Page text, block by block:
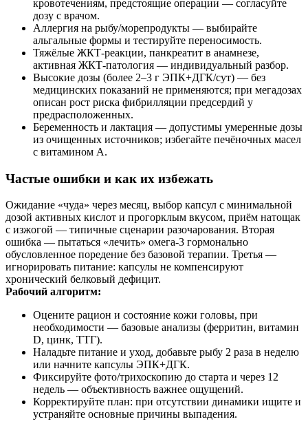
кровотечениям, предстоящие операции — согласуйте
дозу с врачом.
Аллергия на рыбу/морепродукты — выбирайте
альгальные формы и тестируйте переносимость.
Тяжёлые ЖКТ‑реакции, панкреатит в анамнезе,
активная ЖКТ‑патология — индивидуальный разбор.
Высокие дозы (более 2–3 г ЭПК+ДГК/сут) — без
медицинских показаний не применяются; при мегадозах
описан рост риска фибрилляции предсердий у
предрасположенных.
Беременность и лактация — допустимы умеренные дозы
из очищенных источников; избегайте печёночных масел
с витамином A.
Частые ошибки и как их избежать
Ожидание «чуда» через месяц, выбор капсул с минимальной
дозой активных кислот и прогорклым вкусом, приём натощак
с изжогой — типичные сценарии разочарования. Вторая
ошибка — пытаться «лечить» омега‑3 гормонально
обусловленное поредение без базовой терапии. Третья —
игнорировать питание: капсулы не компенсируют
хронический белковый дефицит.
Рабочий алгоритм:
Оцените рацион и состояние кожи головы, при
необходимости — базовые анализы (ферритин, витамин
D, цинк, ТТГ).
Наладьте питание и уход, добавьте рыбу 2 раза в неделю
или начните капсулы ЭПК+ДГК.
Фиксируйте фото/трихоскопию до старта и через 12
недель — объективность важнее ощущений.
Корректируйте план: при отсутствии динамики ищите и
устраняйте основные причины выпадения.